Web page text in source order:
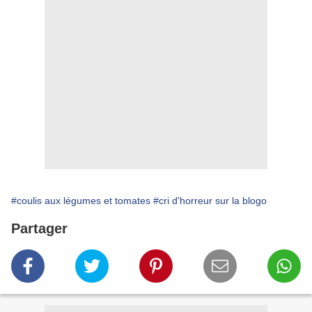
#coulis aux légumes et tomates #cri d'horreur sur la blogo
Partager